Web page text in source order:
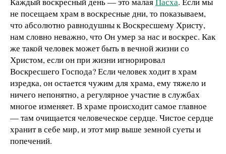
не посещаем храм в воскресные дни, то показываем,
что абсолютно равнодушны к Воскресшему Христу,
нам словно неважно, что Он умер за нас и воскрес. Как
же такой человек может быть в вечной жизни со
Христом, если он при жизни игнорировал
Воскресшего Господа? Если человек ходит в храм
изредка, он остается чужим для храма, ему тяжело и
ничего непонятно, а регулярное участие в службах
многое изменяет. В храме происходит самое главное
— там очищается человеческое сердце. Чистое сердце
хранит в себе мир, и этот мир выше земной суеты и
попечений.